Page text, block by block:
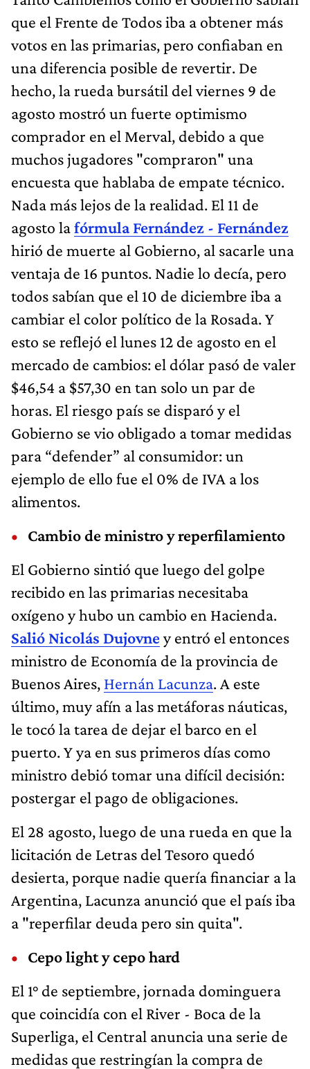
que el Frente de Todos iba a obtener más
votos en las primarias, pero confiaban en
una diferencia posible de revertir. De
hecho, la rueda bursátil del viernes 9 de
agosto mostró un fuerte optimismo
comprador en el Merval, debido a que
muchos jugadores "compraron" una
encuesta que hablaba de empate técnico.
Nada más lejos de la realidad. El 11 de
agosto lafórmula Fernández - Fernández
hirió de muerte al Gobierno, al sacarle una
ventaja de 16 puntos. Nadie lo decía, pero
todos sabían que el 10 de diciembre iba a
cambiar el color político de la Rosada. Y
esto se reflejó el lunes 12 de agosto en el
mercado de cambios: el dólar pasó de valer
$46,54 a $57,30 en tan solo un par de
horas. El riesgo país se disparó y el
Gobierno se vio obligado a tomar medidas
para “defender” al consumidor: un
ejemplo de ello fue el 0% de IVA a los
alimentos.
Cambio de ministro y reperfilamiento
El Gobierno sintió que luego del golpe
recibido en las primarias necesitaba
oxígeno y hubo un cambio en Hacienda.
Salió Nicolás Dujovney entró el entonces
ministro de Economía de la provincia de
Buenos Aires, Hernán Lacunza. A este
último, muy afín a las metáforas náuticas,
le tocó la tarea de dejar el barco en el
puerto. Y ya en sus primeros días como
ministro debió tomar una difícil decisión:
postergar el pago de obligaciones.
El 28 agosto, luego de una rueda en que la
licitación de Letras del Tesoro quedó
desierta, porque nadie quería financiar a la
Argentina, Lacunza anunció que el país iba
a "reperfilar deuda pero sin quita".
Cepo light y cepo hard
El 1° de septiembre, jornada dominguera
que coincidía con el River - Boca de la
Superliga, el Central anuncia una serie de
medidas que restringían la compra de